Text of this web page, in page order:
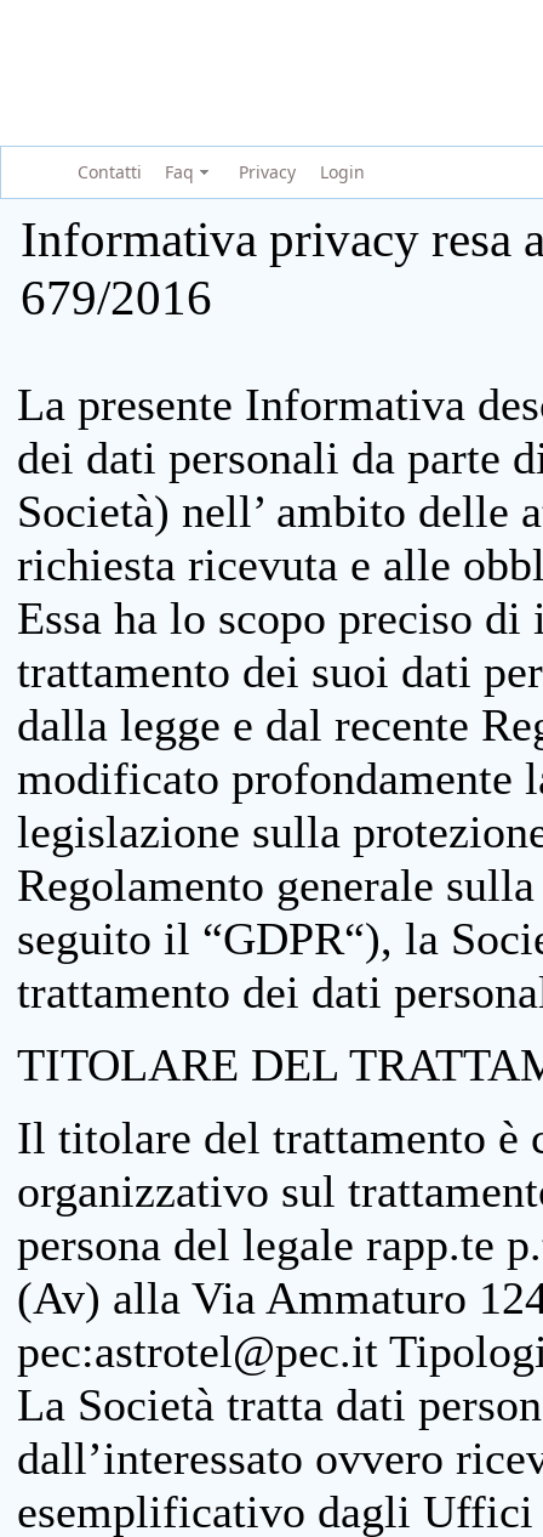
Contatti Faq Privacy Login
Informativa privacy resa
679/2016
La presente Informativa
dei dati personali da parte
Società) nell’ ambito delle
richiesta ricevuta e alle
Essa ha lo scopo preciso
trattamento dei suoi dati
dalla legge e dal recente
modificato profondamente
legislazione sulla
Regolamento generale
seguito il “GDPR“), la
trattamento dei dati
TITOLARE DEL
Il titolare del trattamento è
organizzativo sul
persona del legale rapp.te
(Av) alla Via Ammaturo
pec:astrotel@pec.it
La Società tratta dati
dall’interessato ovvero
esemplificativo dagli